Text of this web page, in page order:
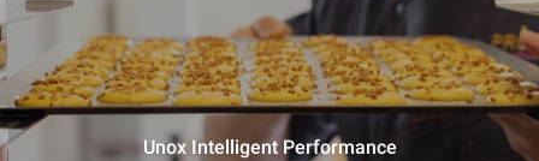
Unox Intelligent Performance